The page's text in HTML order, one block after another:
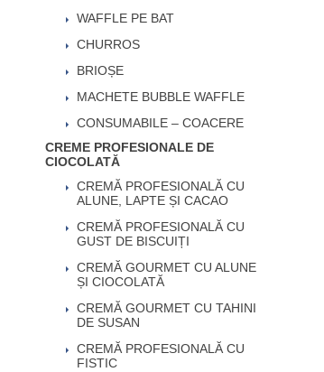
WAFFLE PE BAT
CHURROS
BRIOȘE
MACHETE BUBBLE WAFFLE
CONSUMABILE – COACERE
CREME PROFESIONALE DE
CIOCOLATĂ
CREMĂ PROFESIONALĂ CU
ALUNE, LAPTE ȘI CACAO
CREMĂ PROFESIONALĂ CU
GUST DE BISCUIȚI
CREMĂ GOURMET CU ALUNE
ȘI CIOCOLATĂ
CREMĂ GOURMET CU TAHINI
DE SUSAN
CREMĂ PROFESIONALĂ CU
FISTIC